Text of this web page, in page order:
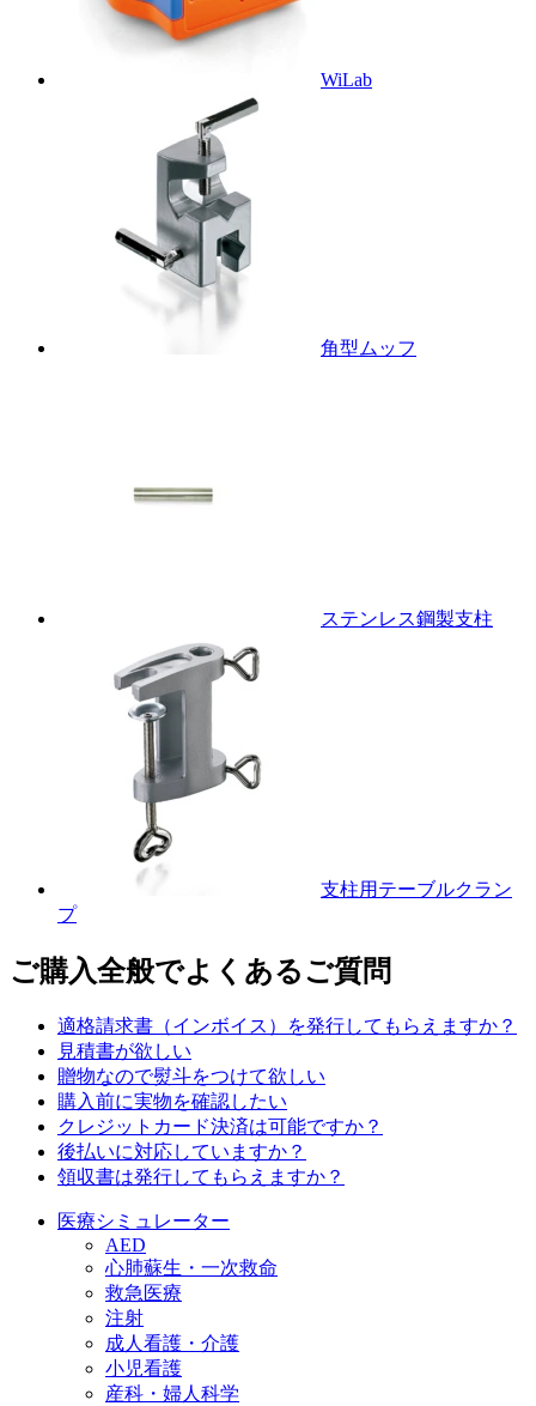
WiLab
角型ムッフ
ステンレス鋼製支柱
支柱用テーブルクラン
プ
ご購入全般でよくあるご質問
適格請求書（インボイス）を発行してもらえますか？
見積書が欲しい
贈物なので熨斗をつけて欲しい
購入前に実物を確認したい
クレジットカード決済は可能ですか？
後払いに対応していますか？
領収書は発行してもらえますか？
医療シミュレーター
AED
心肺蘇生・一次救命
救急医療
注射
成人看護・介護
小児看護
産科・婦人科学